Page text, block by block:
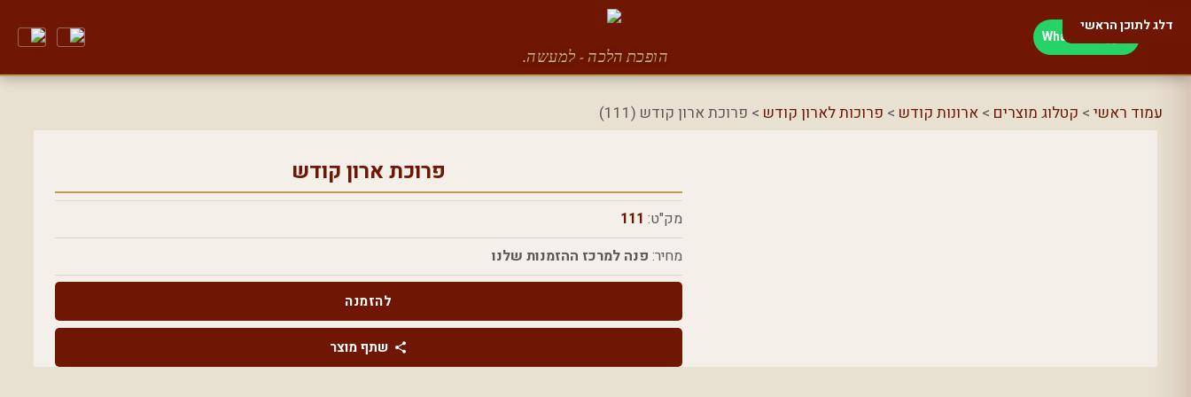
דלג לתוכן הראשי
WhatsApp
הופכת הלכה - למעשה.
עמוד ראשי > קטלוג מוצרים > ארונות קודש > פרוכות לארון קודש > פרוכת ארון קודש (111)
פרוכת ארון קודש
מק"ט: 111
מחיר: פנה למרכז ההזמנות שלנו
להזמנה
שתף מוצר